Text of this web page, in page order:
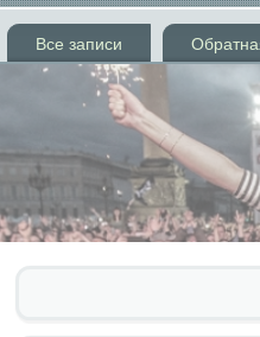
Все записи